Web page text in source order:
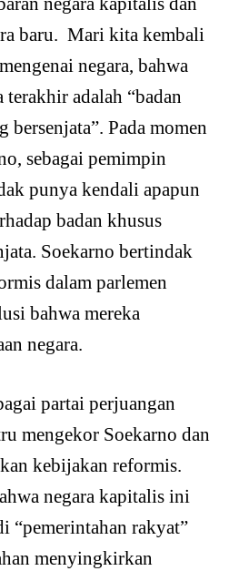
baru. Mari kita kembali
negara, bahwa
terakhir adalah “badan
bersenjata”. Pada momen
sebagai pemimpin
punya kendali apapun
badan khusus
Soekarno bertindak
dalam parlemen
bahwa mereka
negara.
partai perjuangan
mengekor Soekarno dan
kebijakan reformis.
negara kapitalis ini
“pemerintahan rakyat”
menyingkirkan